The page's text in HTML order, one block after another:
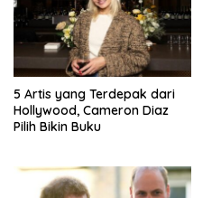
5 Artis yang Terdepak dari
Hollywood, Cameron Diaz
Pilih Bikin Buku